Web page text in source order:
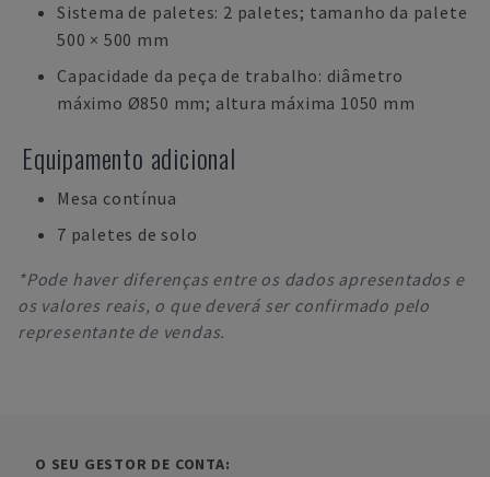
Sistema de paletes: 2 paletes; tamanho da palete
500 × 500 mm
Capacidade da peça de trabalho: diâmetro
máximo Ø850 mm; altura máxima 1050 mm
Equipamento adicional
Mesa contínua
7 paletes de solo
*Pode haver diferenças entre os dados apresentados e
os valores reais, o que deverá ser confirmado pelo
representante de vendas.
O SEU GESTOR DE CONTA: